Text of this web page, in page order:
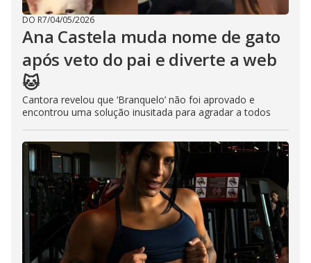
DO R7/04/05/2026
Ana Castela muda nome de gato
após veto do pai e diverte a web
🐱
Cantora revelou que ‘Branquelo’ não foi aprovado e
encontrou uma solução inusitada para agradar a todos